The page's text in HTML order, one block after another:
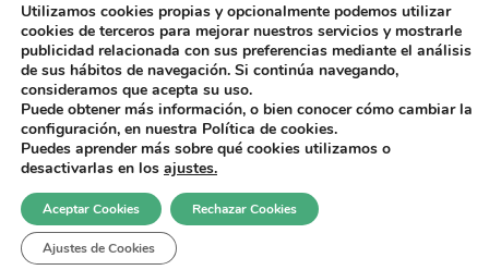
Todos los derechos reservados por: Ayuntamiento de Belchite |
Legal|Política de Cookies
Utilizamos cookies propias y opcionalmente podemos utilizar
cookies de terceros para mejorar nuestros servicios y mostrarle
publicidad relacionada con sus preferencias mediante el análisis
de sus hábitos de navegación. Si continúa navegando,
consideramos que acepta su uso.
Puede obtener más información, o bien conocer cómo cambiar la
configuración, en nuestra Política de cookies.
Puedes aprender más sobre qué cookies utilizamos o
desactivarlas en los ajustes.
Aceptar Cookies Rechazar Cookies
Ajustes de Cookies